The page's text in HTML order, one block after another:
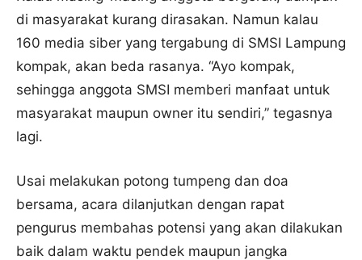
di masyarakat kurang dirasakan. Namun kalau
160 media siber yang tergabung di SMSI Lampung
kompak, akan beda rasanya. “Ayo kompak,
sehingga anggota SMSI memberi manfaat untuk
masyarakat maupun owner itu sendiri,” tegasnya
lagi.
Usai melakukan potong tumpeng dan doa
bersama, acara dilanjutkan dengan rapat
pengurus membahas potensi yang akan dilakukan
baik dalam waktu pendek maupun jangka